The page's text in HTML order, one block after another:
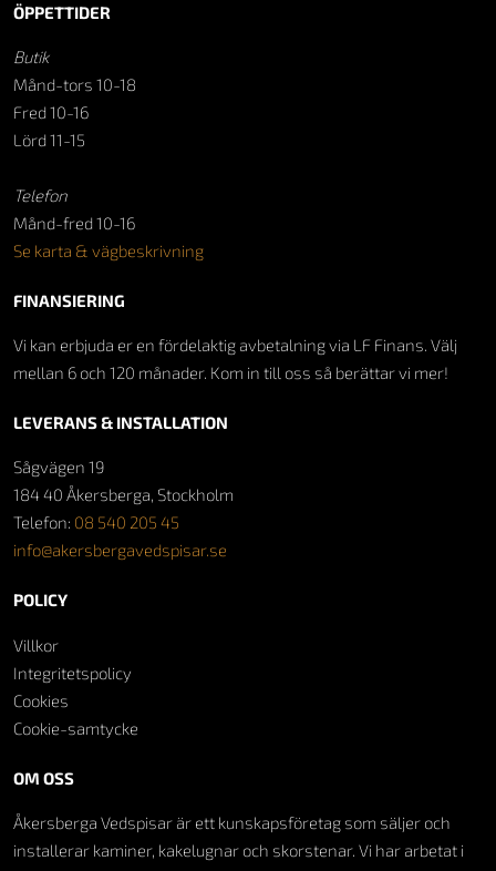
OM OSS
Åkersberga Vedspisar är ett kunskapsföretag som säljer och
installerar kaminer, kakelugnar och skorstenar. Vi har arbetat i
ÖPPETTIDER
Butik
Månd-tors 10-18
Fred 10-16
Lörd 11-15
Telefon
Månd-fred 10-16
Se karta & vägbeskrivning
FINANSIERING
Vi kan erbjuda er en fördelaktig avbetalning via LF Finans. Välj
mellan 6 och 120 månader. Kom in till oss så berättar vi mer!
LEVERANS & INSTALLATION
Sågvägen 19
184 40 Åkersberga, Stockholm
Telefon: 08 540 205 45
info@akersbergavedspisar.se
POLICY
Villkor
Integritetspolicy
Cookies
Cookie-samtycke